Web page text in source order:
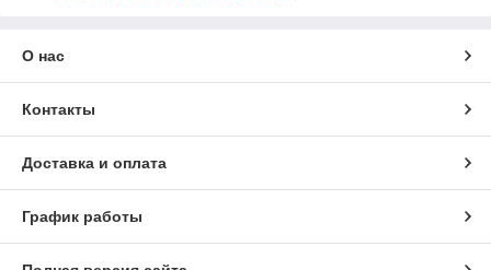
О нас
Контакты
Доставка и оплата
График работы